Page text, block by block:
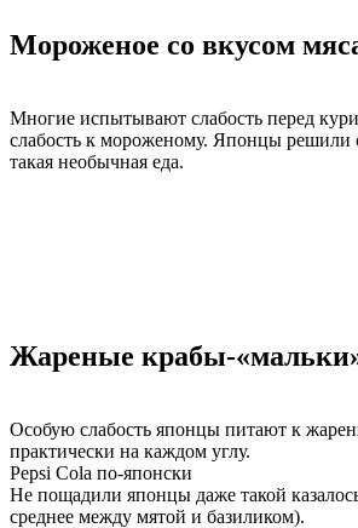
Мороженое со вкусом
Многие испытывают слабость перед
слабость к мороженому. Японцы
такая необычная еда.
Жареные крабы-
Особую слабость японцы питают к
практически на каждом углу.
Pepsi Cola по-японски
Не пощадили японцы даже такой
среднее между мятой и базиликом).